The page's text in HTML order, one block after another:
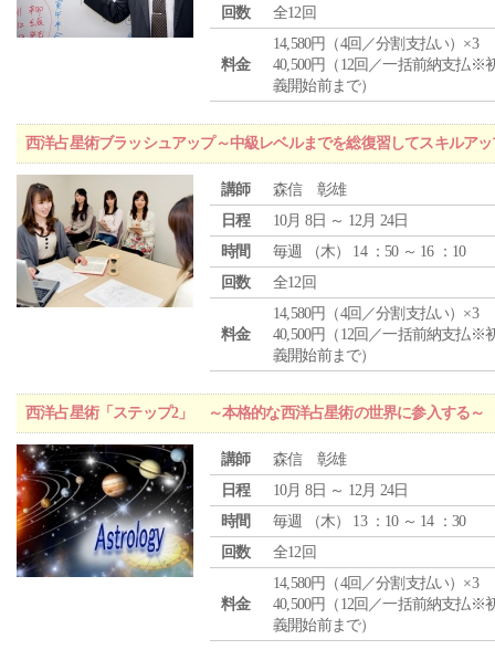
回数
全12回
料金
14,580円（4回／分割支払い）×3
40,500円（12回／一括前納支払※
義開始前まで）
西洋占星術ブラッシュアップ～中級レベルまでを総復習してスキルア
講師
森信 彰雄
日程
10月 8日 ～ 12月 24日
時間
毎週 （木） 14 ：50 ～ 16 ：10
回数
全12回
料金
14,580円（4回／分割支払い）×3
40,500円（12回／一括前納支払※
義開始前まで）
西洋占星術「ステップ2」 ～本格的な西洋占星術の世界に参入する～
講師
森信 彰雄
日程
10月 8日 ～ 12月 24日
時間
毎週 （木） 13 ：10 ～ 14 ：30
回数
全12回
料金
14,580円（4回／分割支払い）×3
40,500円（12回／一括前納支払※
義開始前まで）